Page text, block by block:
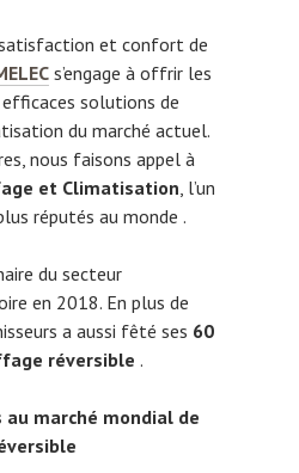
et confort de
s’engage à offrir les
solutions de
du marché actuel.
nous faisons appel à
et Climatisation , l’un
réputés au monde .
du secteur
en 2018. En plus de
a aussi fêté ses 60
réversible .
au marché mondial de